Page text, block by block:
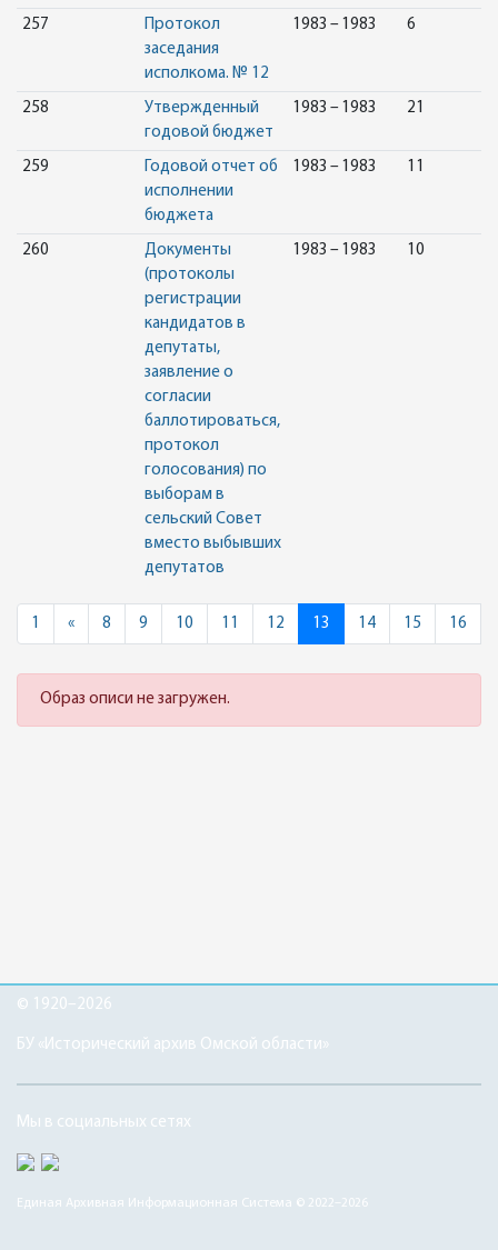
257
Протокол
заседания
исполкома. № 12
1983 – 1983 6
258
Утвержденный
годовой бюджет
1983 – 1983 21
259
Годовой отчет об
исполнении
бюджета
1983 – 1983 11
260
Документы
(протоколы
регистрации
кандидатов в
депутаты,
заявление о
согласии
баллотироваться,
протокол
голосования) по
выборам в
сельский Совет
вместо выбывших
депутатов
1983 – 1983 10
1 «Previous
8 9 10 11 12 13 14 15 16
Образ описи не загружен.
© 1920–2026
БУ «Исторический архив Омской области»
Мы в социальных сетях
Единая Архивная Информационная Система © 2022–2026